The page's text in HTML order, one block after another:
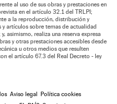
al uso de sus obras y prestaciones en
en el artículo 32.1 del TRLPI;
a la reproducción, distribución y
artículos sobre temas de actualidad
asimismo, realiza una reserva expresa
y otras prestaciones accesibles desde
u otros medios que resulten
el artículo 67.3 del Real Decreto - ley
Aviso legal Política cookies